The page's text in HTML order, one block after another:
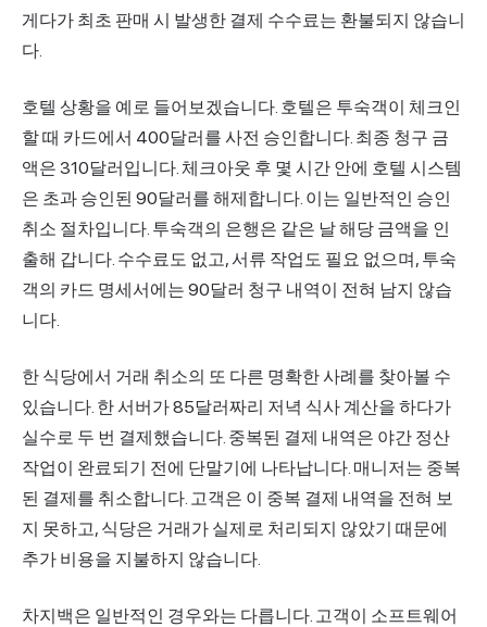
게다가 최초 판매 시 발생한 결제 수수료는 환불되지 않습니
다.
호텔 상황을 예로 들어보겠습니다. 호텔은 투숙객이 체크인
할 때 카드에서 400달러를 사전 승인합니다. 최종 청구 금
액은 310달러입니다. 체크아웃 후 몇 시간 안에 호텔 시스템
은 초과 승인된 90달러를 해제합니다. 이는 일반적인 승인
취소 절차입니다. 투숙객의 은행은 같은 날 해당 금액을 인
출해 갑니다. 수수료도 없고, 서류 작업도 필요 없으며, 투숙
객의 카드 명세서에는 90달러 청구 내역이 전혀 남지 않습
니다.
한 식당에서 거래 취소의 또 다른 명확한 사례를 찾아볼 수
있습니다. 한 서버가 85달러짜리 저녁 식사 계산을 하다가
실수로 두 번 결제했습니다. 중복된 결제 내역은 야간 정산
작업이 완료되기 전에 단말기에 나타납니다. 매니저는 중복
된 결제를 취소합니다. 고객은 이 중복 결제 내역을 전혀 보
지 못하고, 식당은 거래가 실제로 처리되지 않았기 때문에
추가 비용을 지불하지 않습니다.
차지백은 일반적인 경우와는 다릅니다. 고객이 소프트웨어